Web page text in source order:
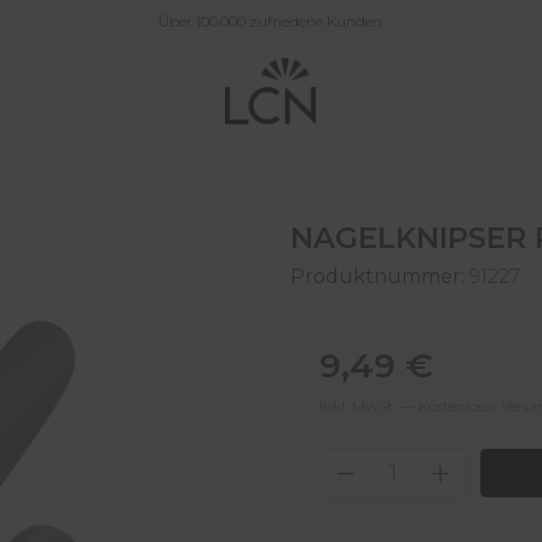
Über 100.000 zufriedene Kunden
NAGELKNIPSER
Produktnummer: 91227
Regulärer Preis:
9,49 €
Produkt